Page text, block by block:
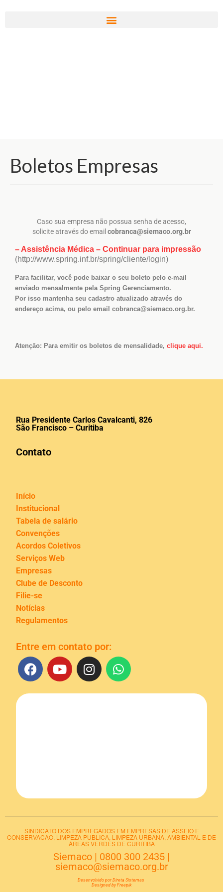
Boletos Empresas
Caso sua empresa não possua senha de acesso,
solicite através do email cobranca@siemaco.org.br
– Assistência Médica – Continuar para impressão
(http://www.spring.inf.br/spring/cliente/login)
Para facilitar, você pode baixar o seu boleto pelo e-mail
enviado mensalmente pela Spring Gerenciamento.
Por isso mantenha seu cadastro atualizado através do
endereço acima, ou pelo email cobranca@siemaco.org.br.
Atenção: Para emitir os boletos de mensalidade, clique aqui.
Rua Presidente Carlos Cavalcanti, 826
São Francisco – Curitiba
Contato
Início
Institucional
Tabela de salário
Convenções
Acordos Coletivos
Serviços Web
Empresas
Clube de Desconto
Filie-se
Notícias
Regulamentos
Entre em contato por:
SINDICATO DOS EMPREGADOS EM EMPRESAS DE ASSEIO E
CONSERVACAO, LIMPEZA PUBLICA, LIMPEZA URBANA, AMBIENTAL E DE
ÁREAS VERDES DE CURITIBA
Siemaco | 0800 300 2435 |
siemaco@siemaco.org.br
Desenvolvido por Direta Sistemas
Designed by Freepik